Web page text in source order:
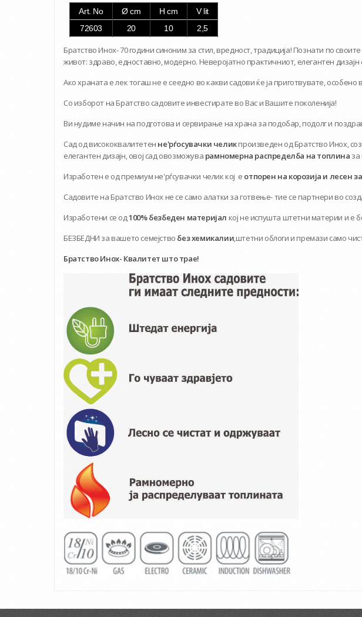
Art. No Ø cm H cm
V lit
72603
20 10 2,5
Братство Инох- 70 години синоним за стил, вредност, традиција! Познати по
живот: здраво, едноставно, модерно. Неверојатно практичниот, елегантен
Ако храната е лек тогаш не е сеедно во какви садови ќе ја приготвувате,
Со изборот на Братство садовите инвестирате во Вас и Вашите поколенија!
Ви нудиме начин на подготова и сервирање на храна за подобар, подолг и
Сад од висококвалитетен не'рѓосувачки челикпроизведен од Братство Инох,
елегантен дизајн, овој сад овозможува рамномерна распределба на топлина
Изработен е од премиум не'рѓсувачки челик кој е отпорен на корозија и лесен
Садовите на Братство Инох не се само алатки за готвење- тие се партнери во
Изработени се од100% безбеден материјал кој не испушта штетни материи и е
БЕЗБЕДНИ за вашето семејство без хемикалии,штетни облоги и премази само
Братство Инох- Квалитет што трае!